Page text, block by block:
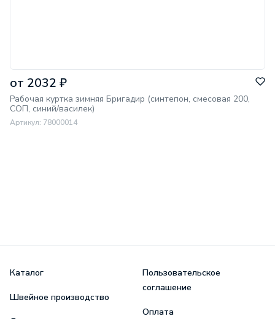
от 2032 ₽
Рабочая куртка зимняя Бригадир (синтепон, смесовая 200,
СОП, синий/василек)
Артикул: 78000014
Каталог
Швейное производство
Пользовательское
соглашение
Оплата